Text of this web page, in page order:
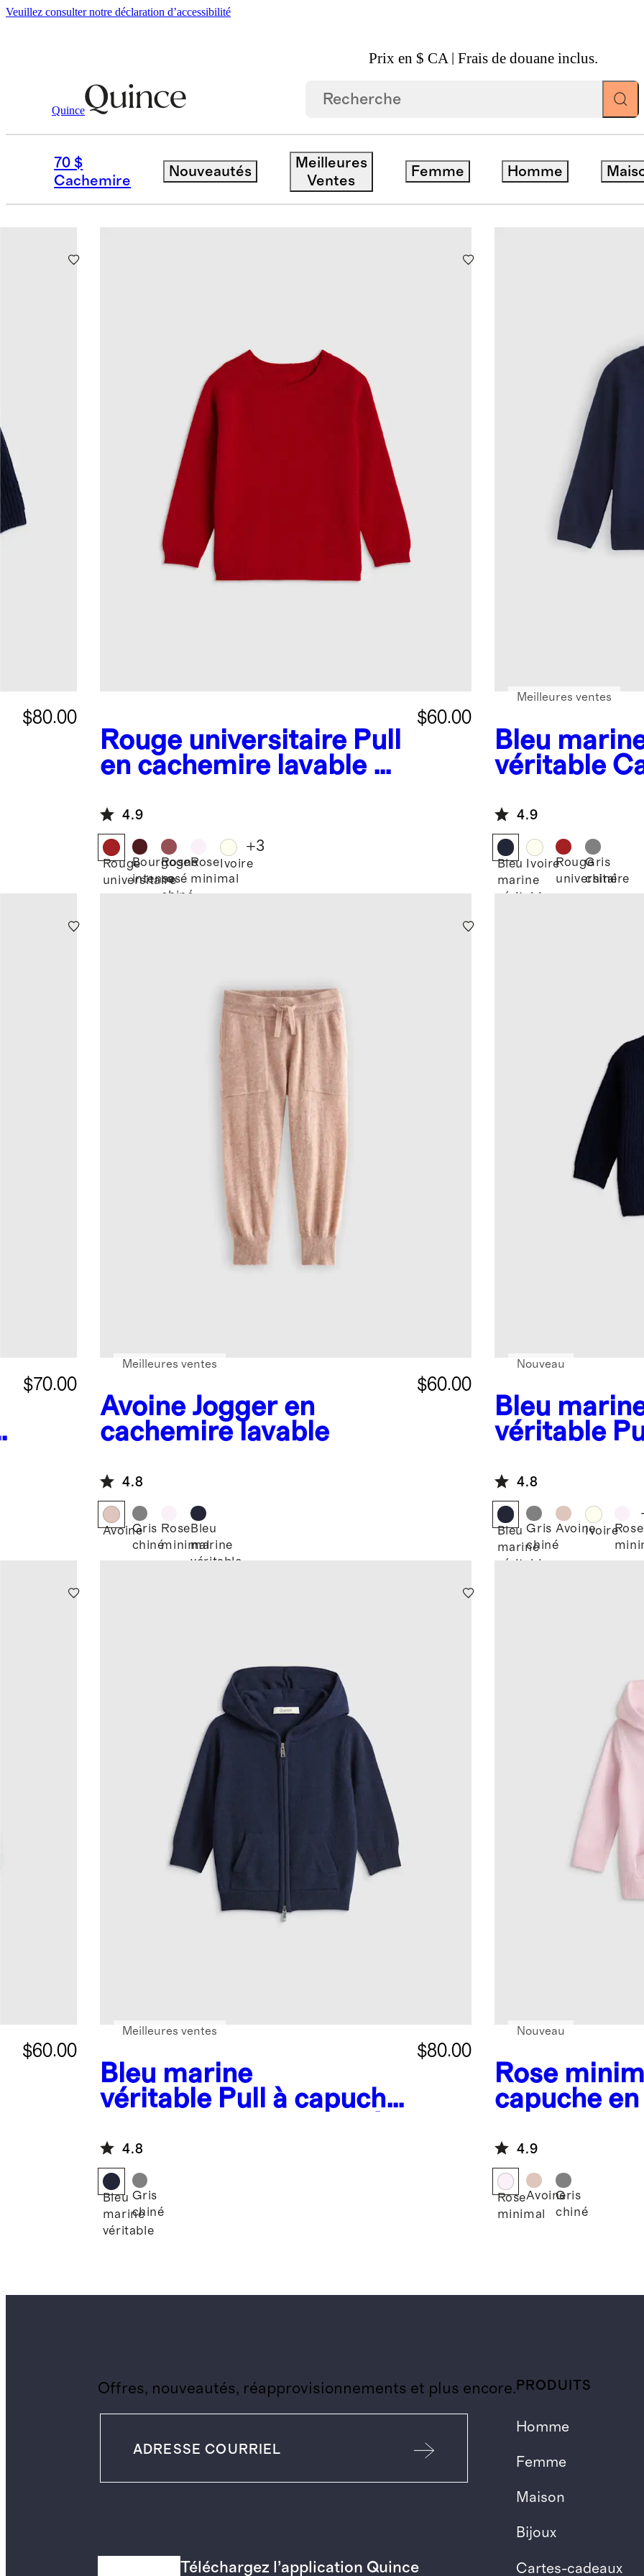
Veuillez consulter notre déclaration d’accessibilité
Prix en $ CA | Frais de douane inclus.
Quince
70 $
Cachemire
Nouveautés
Meilleures
Ventes
Femme Homme
SWEATERS
Filtre Couleur
$80.00
Rouge universitaire Pull
en cachemire lavable à
$60.00
4.9
Rouge
universitaire
Bourgogne
intense
Rose
rosé
chiné
Rose
minimal
Ivoire
+3
Bleu
véritable
Meilleures ventes
4.9
Bleu
marine
véritable
IvoireRouge
universitaire
Gris
chiné
$70.00
Avoine Jogger en
cachemire lavable
$60.00
Meilleures ventes
4.8
AvoineGris
chiné
Rose
minimal
Bleu
marine
véritable
Bleu
véritable
lavable
Nouveau
4.8
Bleu
marine
véritable
Gris
chiné
AvoineIvoireRose
$60.00
Bleu marine
véritable Pull à capuche
fermeture à glissière
$80.00
Meilleures ventes
4.8
Bleu
marine
véritable
Gris
chiné
Rose
capuche
Nouveau
4.9
Rose
minimal
AvoineGris
chiné
Offres, nouveautés, réapprovisionnements et plus encore.
Téléchargez l’application Quince
PRODUITS
Homme
Femme
Maison
Bijoux
Cartes-cadeaux